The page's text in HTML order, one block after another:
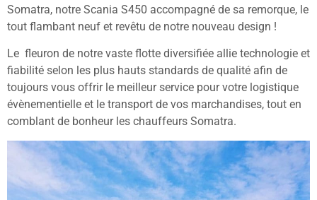
Somatra, notre Scania S450 accompagné de sa remorque, le
tout flambant neuf et revêtu de notre nouveau design !
Le fleuron de notre vaste flotte diversifiée allie technologie et
fiabilité selon les plus hauts standards de qualité afin de
toujours vous offrir le meilleur service pour votre logistique
évènementielle et le transport de vos marchandises, tout en
comblant de bonheur les chauffeurs Somatra.